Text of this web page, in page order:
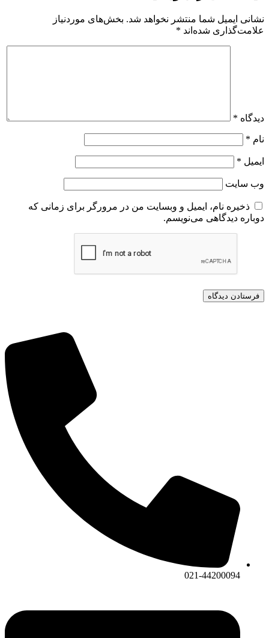
نشانی ایمیل شما منتشر نخواهد شد. بخش‌های موردنیاز
علامت‌گذاری شده‌اند *
دیدگاه *
نام *
ایمیل *
وب‌ سایت
ذخیره نام، ایمیل و وبسایت من در مرورگر برای زمانی که
دوباره دیدگاهی می‌نویسم.
021-44200094